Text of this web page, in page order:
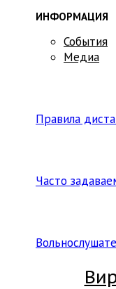
ИНФОРМАЦИЯ
События
Медиа
Правила
Часто